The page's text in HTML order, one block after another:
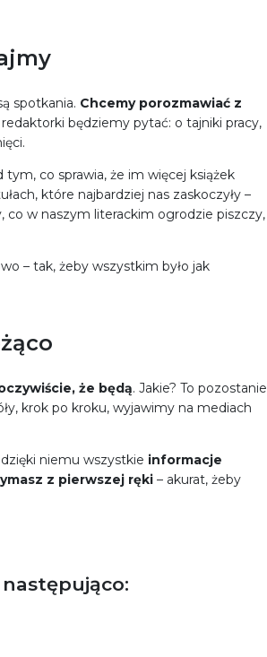
spotkania. Chcemy porozmawiać z
będziemy pytać: o tajniki pracy,
co sprawia, że im więcej książek
które najbardziej nas zaskoczyły –
co w naszym literackim ogrodzie piszczy,
– tak, żeby wszystkim było jak
że będą. Jakie? To pozostanie
krok po kroku, wyjawimy na mediach
dzięki niemu wszystkie informacje
z pierwszej ręki – akurat, żeby